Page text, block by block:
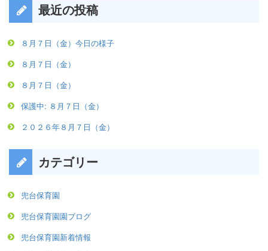
最近の投稿
８月７日（金）今日の様子
８月７日（金）
８月７日（金）
保護中: ８月７日（金）
２０２６年８月７日（金）
カテゴリー
兜台保育園
兜台保育園園ブログ
兜台保育園新着情報